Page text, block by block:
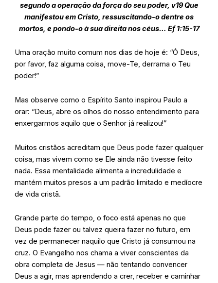
segundo a operação da força do seu poder, v19 Que
manifestou em Cristo, ressuscitando-o dentre os
mortos, e pondo-o à sua direita nos céus… Ef 1:15-17
Uma oração muito comum nos dias de hoje é: “Ó Deus,
por favor, faz alguma coisa, move-Te, derrama o Teu
poder!”
Mas observe como o Espírito Santo inspirou Paulo a
orar: “Deus, abre os olhos do nosso entendimento para
enxergarmos aquilo que o Senhor já realizou!”
Muitos cristãos acreditam que Deus pode fazer qualquer
coisa, mas vivem como se Ele ainda não tivesse feito
nada. Essa mentalidade alimenta a incredulidade e
mantém muitos presos a um padrão limitado e medíocre
de vida cristã.
Grande parte do tempo, o foco está apenas no que
Deus pode fazer ou talvez queira fazer no futuro, em
vez de permanecer naquilo que Cristo já consumou na
cruz. O Evangelho nos chama a viver conscientes da
obra completa de Jesus — não tentando convencer
Deus a agir, mas aprendendo a crer, receber e caminhar